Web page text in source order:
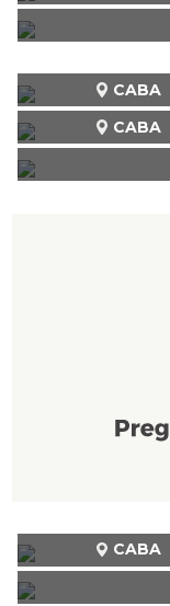
CABA
CABA
CABA